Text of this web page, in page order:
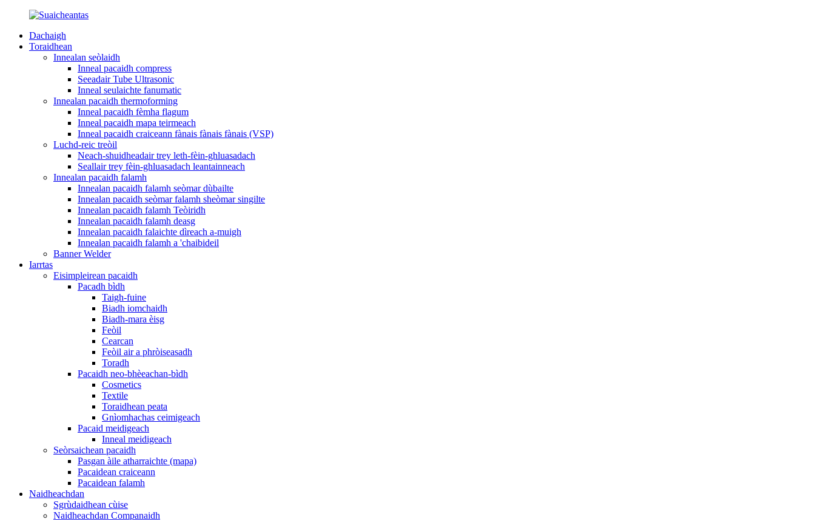
Dachaigh
Toraidhean
Innealan seòlaidh
Inneal pacaidh compress
Seeadair Tube Ultrasonic
Inneal seulaichte fanumatic
Innealan pacaidh thermoforming
Inneal pacaidh fèmha flagum
Inneal pacaidh mapa teirmeach
Inneal pacaidh craiceann fànais fànais fànais (VSP)
Luchd-reic treòil
Neach-shuidheadair trey leth-fèin-ghluasadach
Seallair trey fèin-ghluasadach leantainneach
Innealan pacaidh falamh
Innealan pacaidh falamh seòmar dùbailte
Innealan pacaidh seòmar falamh sheòmar singilte
Innealan pacaidh falamh Teòiridh
Innealan pacaidh falamh deasg
Innealan pacaidh falaichte dìreach a-muigh
Innealan pacaidh falamh a 'chaibideil
Banner Welder
Iarrtas
Eisimpleirean pacaidh
Pacadh bìdh
Taigh-fuine
Biadh iomchaidh
Biadh-mara èisg
Feòil
Cearcan
Feòil air a phròiseasadh
Toradh
Pacaidh neo-bhèeachan-bìdh
Cosmetics
Textile
Toraidhean peata
Gnìomhachas ceimigeach
Pacaid meidigeach
Inneal meidigeach
Seòrsaichean pacaidh
Pasgan àile atharraichte (mapa)
Pacaidean craiceann
Pacaidean falamh
Naidheachdan
Sgrùdaidhean cùise
Naidheachdan Companaidh